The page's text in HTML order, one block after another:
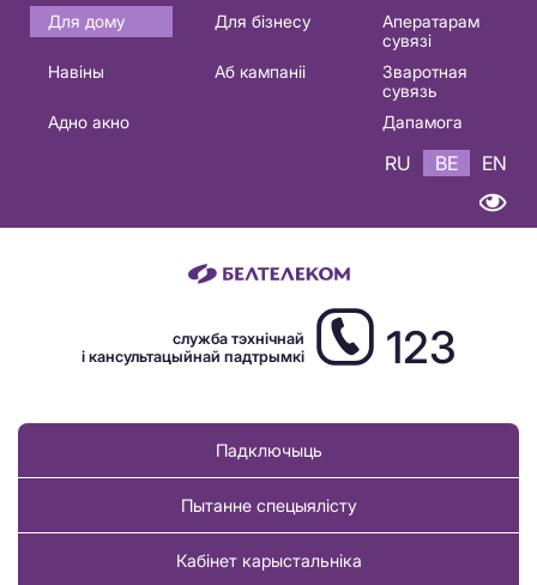
Основная
навигация
Для дому Для бізнесу
Аператарам
сувязі
Навіны
Аб кампаніі
Зваротная
сувязь
Адно акно
Дапамога
RU BE EN
служба тэхнічнай
і кансультацыйнай падтрымкі
123
Падключыць
Пытанне спецыялісту
Кабінет карыстальніка